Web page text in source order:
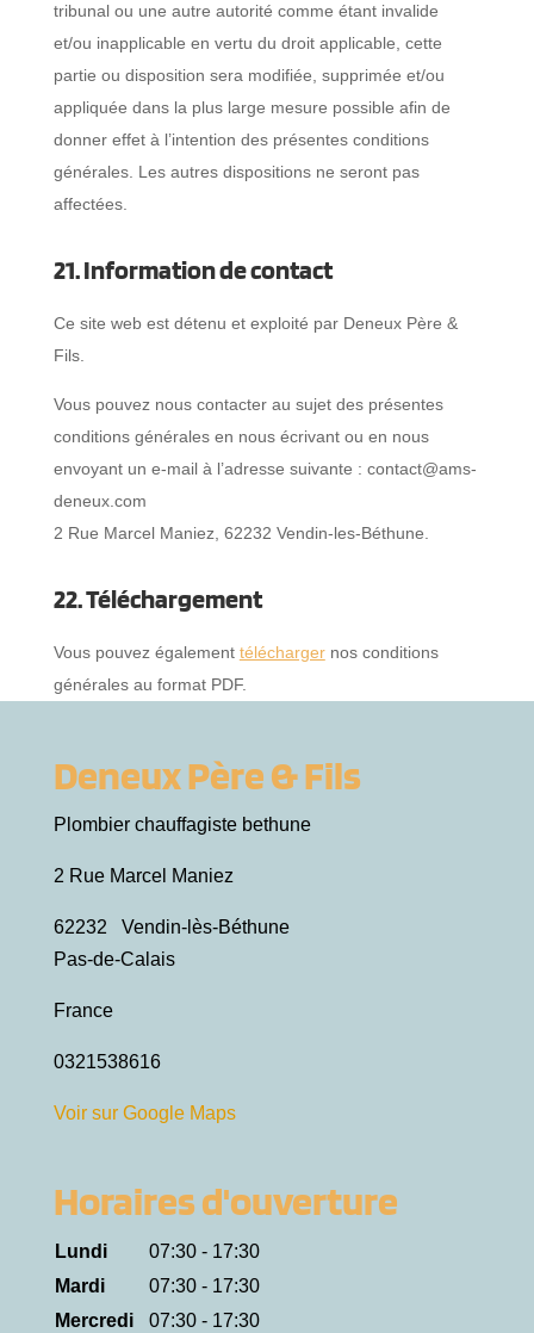
tribunal ou une autre autorité comme étant invalide
et/ou inapplicable en vertu du droit applicable, cette
partie ou disposition sera modifiée, supprimée et/ou
appliquée dans la plus large mesure possible afin de
donner effet à l’intention des présentes conditions
générales. Les autres dispositions ne seront pas
affectées.
21. Information de contact
Ce site web est détenu et exploité par Deneux Père &
Fils.
Vous pouvez nous contacter au sujet des présentes
conditions générales en nous écrivant ou en nous
envoyant un e-mail à l’adresse suivante : contact@ams-
deneux.com
2 Rue Marcel Maniez, 62232 Vendin-les-Béthune.
22. Téléchargement
Vous pouvez également téléchargernos conditions
générales au format PDF.
Deneux Père & Fils
Plombier chauffagiste bethune
2 Rue Marcel Maniez
62232
Vendin-lès-Béthune
Pas-de-Calais
France
0321538616
Voir sur Google Maps
Horaires d'ouverture
Lundi
07:30 - 17:30
Mardi
07:30 - 17:30
Mercredi
07:30 - 17:30